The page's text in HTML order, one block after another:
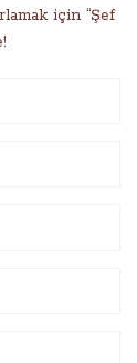
için “Şef